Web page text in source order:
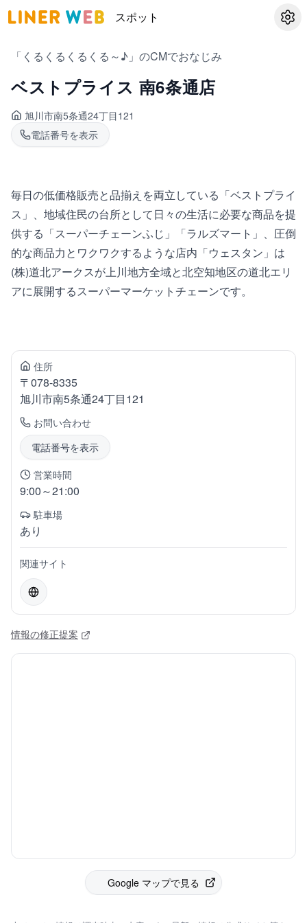
スポット 設定
「くるくるくるくる～♪」のCMでおなじみ
ベストプライス 南6条通店
旭川市南5条通24丁目121
電話番号を表示
毎日の低価格販売と品揃えを両立している「ベストプライ
ス」、地域住民の台所として日々の生活に必要な商品を提
供する「スーパーチェーンふじ」「ラルズマート」、圧倒
的な商品力とワクワクするような店内「ウェスタン」は
(株)道北アークスが上川地方全域と北空知地区の道北エリ
アに展開するスーパーマーケットチェーンです。
住所
〒078-8335
旭川市南5条通24丁目121
お問い合わせ
電話番号を表示
営業時間
9:00～21:00
駐車場
あり
関連サイト
情報の修正提案
Google マップで見る